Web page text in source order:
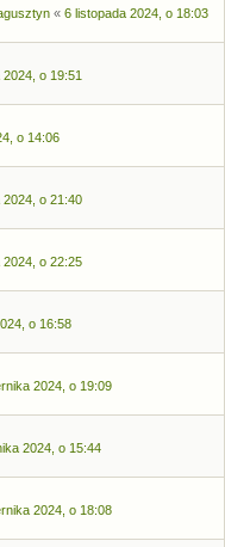
« 6 listopada 2024, o 18:03
o 19:51
o 14:06
2024, o 21:40
2024, o 22:25
o 16:58
2024, o 19:09
2024, o 15:44
2024, o 18:08